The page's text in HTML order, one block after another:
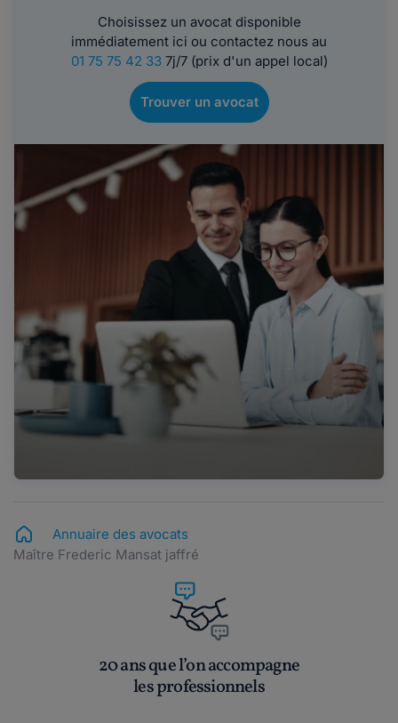
Choisissez un avocat disponible
immédiatement ici ou contactez nous au
01 75 75 42 337j/7 (prix d'un appel local)
Trouver un avocat
Annuaire des avocats
Maître Frederic Mansat jaffré
20 ans que l’on accompagne
les professionnels